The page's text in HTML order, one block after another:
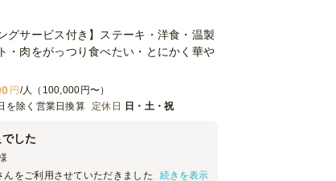
グサービス付き】ステーキ・洋食・温製
・肉をがっつり食べたい・とにかく華や
円 /人（100,000円〜）
を除く営業日換算 定休日 日・土・祝
した
をご利用させていただきましたが、非常に
続きを表示